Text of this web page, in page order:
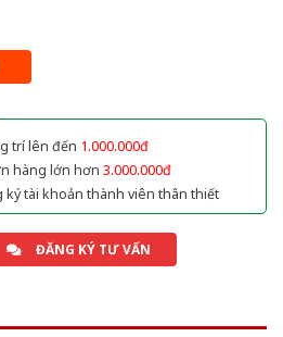
trí lên đến 1.000.000đ
hàng lớn hơn 3.000.000đ
tài khoản thành viên thân thiết
ĐĂNG KÝ TƯ VẤN